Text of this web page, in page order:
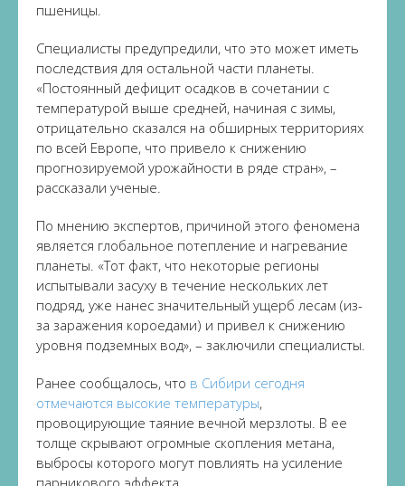
пшеницы.
Специалисты предупредили, что это может иметь
последствия для остальной части планеты.
«Постоянный дефицит осадков в сочетании с
температурой выше средней, начиная с зимы,
отрицательно сказался на обширных территориях
по всей Европе, что привело к снижению
прогнозируемой урожайности в ряде стран», –
рассказали ученые.
По мнению экспертов, причиной этого феномена
является глобальное потепление и нагревание
планеты. «Тот факт, что некоторые регионы
испытывали засуху в течение нескольких лет
подряд, уже нанес значительный ущерб лесам (из-
за заражения короедами) и привел к снижению
уровня подземных вод», – заключили специалисты.
Ранее сообщалось, что в Сибири сегодня
отмечаются высокие температуры,
провоцирующие таяние вечной мерзлоты. В ее
толще скрывают огромные скопления метана,
выбросы которого могут повлиять на усиление
парникового эффекта.